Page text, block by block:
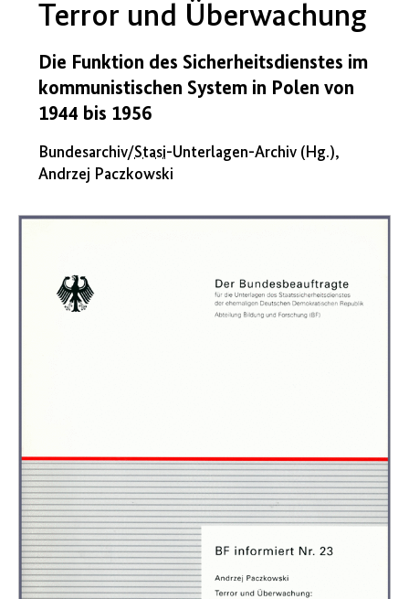
Terror und Überwachung
Die Funktion des Sicherheitsdienstes im
kommunistischen System in Polen von
1944 bis 1956
Bundesarchiv/Stasi-Unterlagen-Archiv (Hg.),
Andrzej Paczkowski